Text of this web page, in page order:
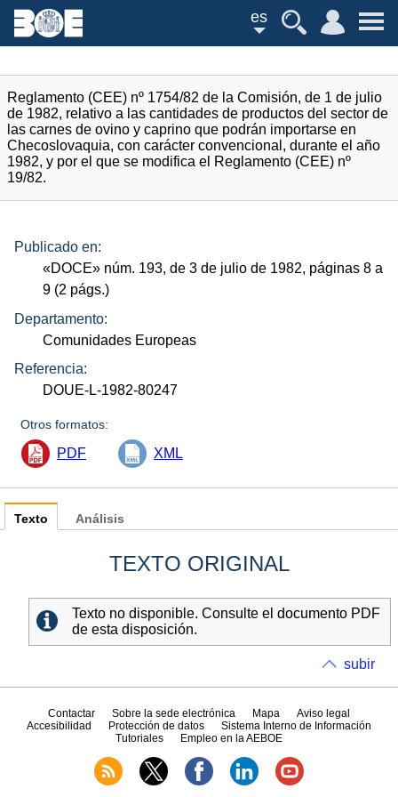
es
Reglamento (CEE) nº 1754/82 de la Comisión, de 1 de julio
de 1982, relativo a las cantidades de productos del sector de
las carnes de ovino y caprino que podrán importarse en
Checoslovaquia, con carácter convencional, durante el año
1982, y por el que se modifica el Reglamento (CEE) nº
19/82.
Publicado en:
«DOCE» núm. 193, de 3 de julio de 1982, páginas 8 a
9 (2 págs.)
Departamento:
Comunidades Europeas
Referencia:
DOUE-L-1982-80247
Otros formatos:
PDF XML
Texto
TEXTO ORIGINAL
Texto no disponible. Consulte el documento PDF
de esta disposición.
Análisis
subir
Contactar Sobre la sede electrónica Mapa
Aviso legal
Accesibilidad
Protección de datos
Sistema Interno de Información
Tutoriales
Empleo en la AEBOE